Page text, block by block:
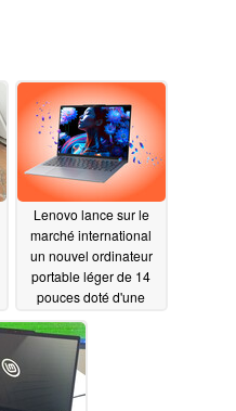
Lenovo lance sur le
marché international
un nouvel ordinateur
portable léger de 14
pouces doté d'une
20 heures et d'un
double emplacement
pour disque dur
06/03/2026